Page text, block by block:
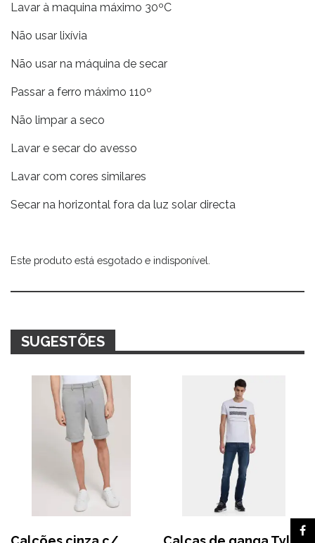
Lavar à maquina máximo 30ºC
Não usar lixívia
Não usar na máquina de secar
Passar a ferro máximo 110º
Não limpar a seco
Lavar e secar do avesso
Lavar com cores similares
Secar na horizontal fora da luz solar directa
Este produto está esgotado e indisponível.
Alternative:
SUGESTÕES